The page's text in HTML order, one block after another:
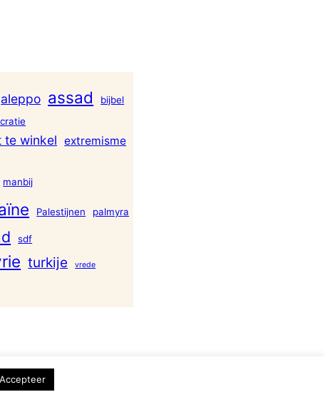
aleppo assad
bijbel
te winkel extremisme
manbij
Palestijnen palmyra
sdf
turkije vrede
Accepteer